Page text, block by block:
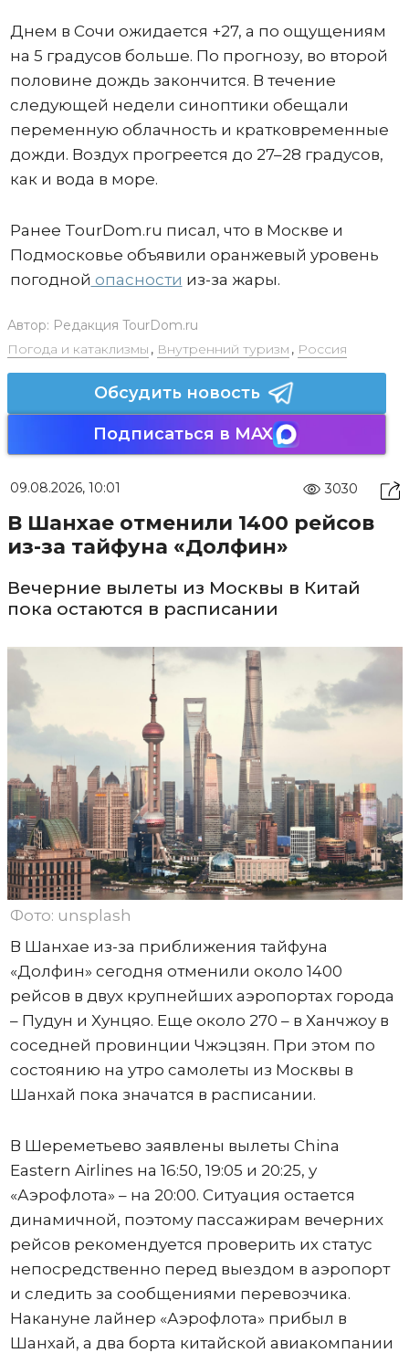
Днем в Сочи ожидается +27, а по ощущениям
на 5 градусов больше. По прогнозу, во второй
половине дождь закончится. В течение
следующей недели синоптики обещали
переменную облачность и кратковременные
дожди. Воздух прогреется до 27–28 градусов,
как и вода в море.
Ранее TourDom.ru писал, что в Москве и
Подмосковье объявили оранжевый уровень
погодной опасности из-за жары.
Автор: Редакция TourDom.ru
Погода и катаклизмы , Внутренний туризм , Россия
Обсудить новость
Подписаться в MAX
09.08.2026, 10:01 3030
В Шанхае отменили 1400 рейсов
из-за тайфуна «Долфин»
Вечерние вылеты из Москвы в Китай
пока остаются в расписании
Фото: unsplash
В Шанхае из-за приближения тайфуна
«Долфин» сегодня отменили около 1400
рейсов в двух крупнейших аэропортах города
– Пудун и Хунцяо. Еще около 270 – в Ханчжоу в
соседней провинции Чжэцзян. При этом по
состоянию на утро самолеты из Москвы в
Шанхай пока значатся в расписании.
В Шереметьево заявлены вылеты China
Eastern Airlines на 16:50, 19:05 и 20:25, у
«Аэрофлота» – на 20:00. Ситуация остается
динамичной, поэтому пассажирам вечерних
рейсов рекомендуется проверить их статус
непосредственно перед выездом в аэропорт
и следить за сообщениями перевозчика.
Накануне лайнер «Аэрофлота» прибыл в
Шанхай, а два борта китайской авиакомпании